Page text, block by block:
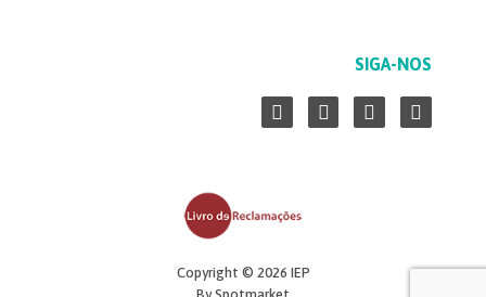
SIGA-NOS
L
i
i
i
F
a
Y
o
I
n
m
Copyright © 2026 IEP